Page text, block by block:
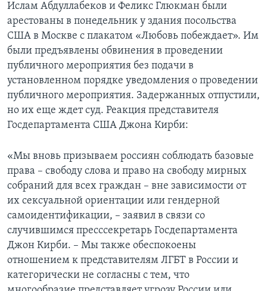
Ислам Абдуллабеков и Феликс Глюкман были
арестованы в понедельник у здания посольства
США в Москве с плакатом «Любовь побеждает». Им
были предъявлены обвинения в проведении
публичного мероприятия без подачи в
установленном порядке уведомления о проведении
публичного мероприятия. Задержанных отпустили,
но их еще ждет суд. Реакция представителя
Госдепартамента США Джона Кирби:
«Мы вновь призываем россиян соблюдать базовые
права – свободу слова и право на свободу мирных
собраний для всех граждан – вне зависимости от
их сексуальной ориентации или гендерной
самоидентификации, – заявил в связи со
случившимся пресссекретарь Госдепартамента
Джон Кирби. – Мы также обеспокоены
отношением к представителям ЛГБТ в России и
категорически не согласны с тем, что